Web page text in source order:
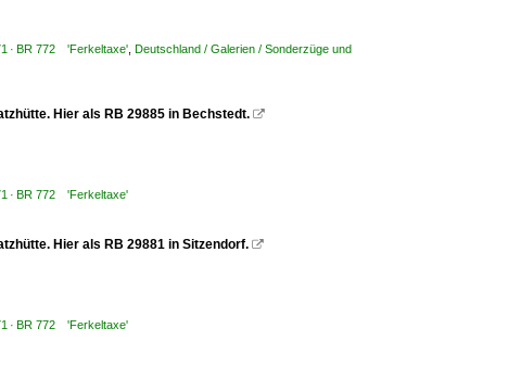
· BR 772 'Ferkeltaxe' Deutschland / Galerien / Sonderzüge und
Hier als RB 29885 in Bechstedt. 
· BR 772 'Ferkeltaxe'
Hier als RB 29881 in Sitzendorf. 
· BR 772 'Ferkeltaxe'